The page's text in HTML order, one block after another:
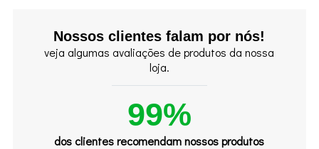
Nossos clientes falam por nós!
veja algumas avaliações de produtos da nossa
loja.
99%
dos clientes recomendam nossos produtos